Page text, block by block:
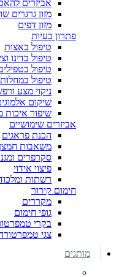
אביזרים
מזון גרגרים
מזון דפים
פתרון בעיות
טיפול באצות
טיפול בדינו
טיפול
טיפול
ניקוי מצע
שיקום
שיפור איכות
אביזרים שימושיים
הכנת פראגים
משאבות חמצן
סקרפרים
פיצוי אידוי
רשתות
חימום קירור
מקררים
גופי חימום
בקרי
צגי
מותגים